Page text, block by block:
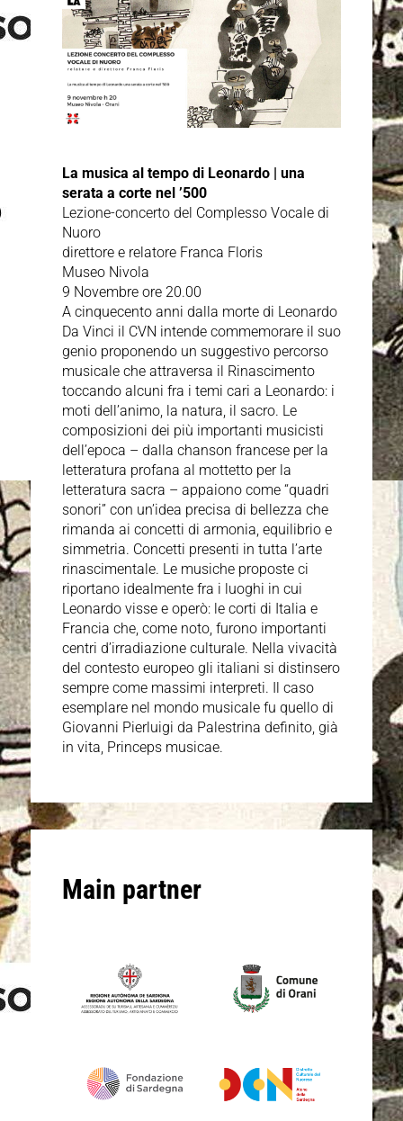
La musica al tempo di Leonardo | una
serata a corte nel ’500
Lezione-concerto del Complesso Vocale di
Nuoro
direttore e relatore Franca Floris
Museo Nivola
9 Novembre ore 20.00
A cinquecento anni dalla morte di Leonardo
Da Vinci il CVN intende commemorare il suo
genio proponendo un suggestivo percorso
musicale che attraversa il Rinascimento
toccando alcuni fra i temi cari a Leonardo: i
moti dell’animo, la natura, il sacro. Le
composizioni dei più importanti musicisti
dell’epoca – dalla chanson francese per la
letteratura profana al mottetto per la
letteratura sacra – appaiono come “quadri
sonori” con un’idea precisa di bellezza che
rimanda ai concetti di armonia, equilibrio e
simmetria. Concetti presenti in tutta l’arte
rinascimentale. Le musiche proposte ci
riportano idealmente fra i luoghi in cui
Leonardo visse e operò: le corti di Italia e
Francia che, come noto, furono importanti
centri d’irradiazione culturale. Nella vivacità
del contesto europeo gli italiani si distinsero
sempre come massimi interpreti. Il caso
esemplare nel mondo musicale fu quello di
Giovanni Pierluigi da Palestrina definito, già
in vita, Princeps musicae.
Main partner